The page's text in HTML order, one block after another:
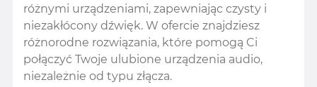
różnymi urządzeniami, zapewniając czysty i
niezakłócony dźwięk. W ofercie znajdziesz
różnorodne rozwiązania, które pomogą Ci
połączyć Twoje ulubione urządzenia audio,
niezależnie od typu złącza.